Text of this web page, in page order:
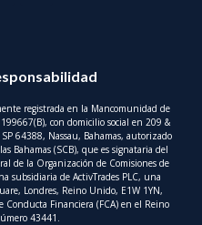
registrada en la Mancomunidad de
con domicilio social en 209 &
64388, Nassau, Bahamas, autorizado
Bahamas (SCB), que es signataria del
de la Organización de Comisiones de
subsidiaria de ActivTrades PLC, una
Londres, Reino Unido, E1W 1YN,
Financiera (FCA) en el Reino
43441.